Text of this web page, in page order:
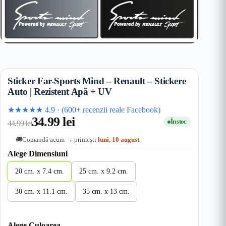
Sticker Far-Sports Mind – Renault – Stickere
Auto | Rezistent Apă + UV
★★★★★ 4.9 · (600+ recenzii reale Facebook)
44.99lei34.99lei În stoc
🚚Comandă acum → primești luni, 10 august
Alege Dimensiuni
20 cm. x 7.4 cm. 25 cm. x 9.2 cm.
30 cm. x 11.1 cm. 35 cm. x 13 cm.